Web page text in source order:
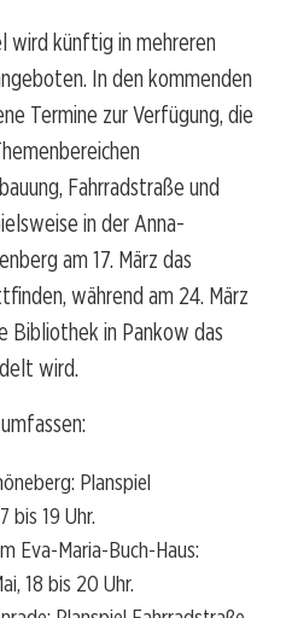
wird künftig in mehreren
In den kommenden
Termine zur Verfügung, die
Fahrradstraße und
in der Anna-
am 17. März das
während am 24. März
Bibliothek in Pankow das
wird.
Planspiel
bis 19 Uhr.
Eva-Maria-Buch-Haus:
18 bis 20 Uhr.